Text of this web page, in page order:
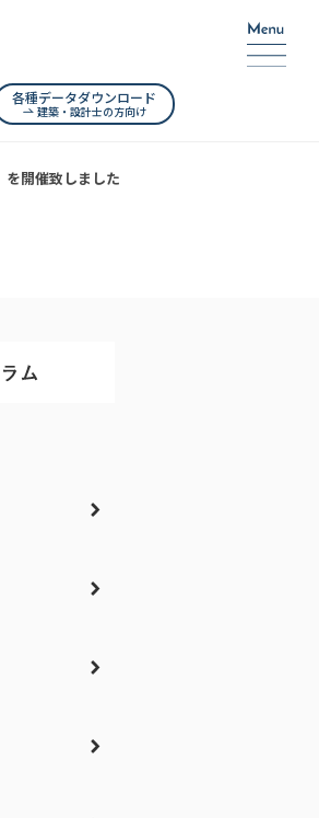
各種データダウンロード
建築・設計士の方向け
開催致しました